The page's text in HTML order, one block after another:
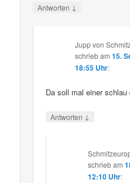
Antworten ↓
Jupp von
schriebam15.
18:55 Uhr:
Da soll mal einer schlau
Antworten ↓
schriebam
12:10 Uhr: